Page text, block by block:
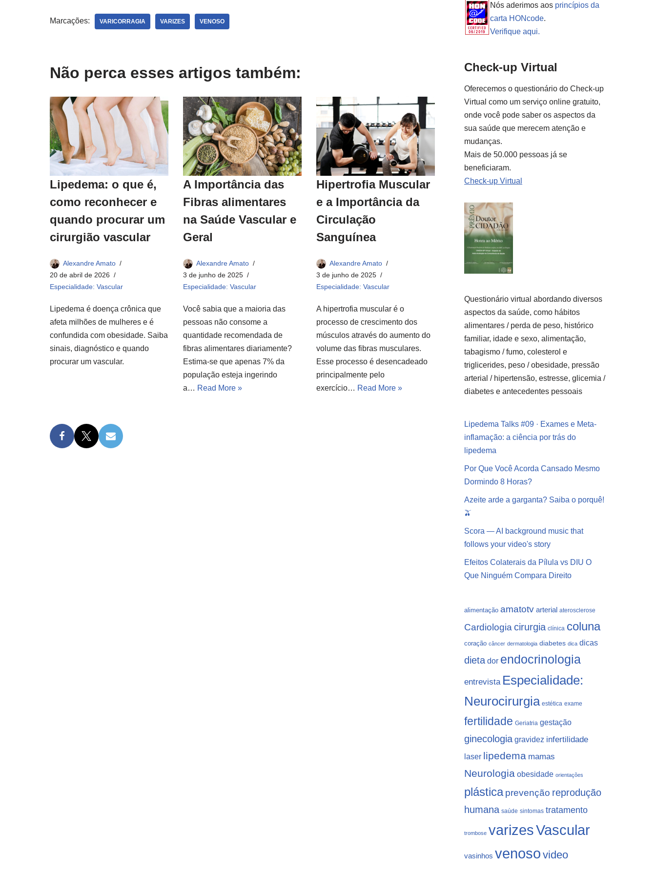
Marcações: VARICORRAGIA VARIZES VENOSO
Não perca esses artigos também:
Lipedema: o que é,
como reconhecer e
quando procurar um
cirurgião vascular
Alexandre Amato
20 de abril de 2026
Especialidade: Vascular
Lipedema é doença crônica que
afeta milhões de mulheres e é
confundida com obesidade. Saiba
sinais, diagnóstico e quando
procurar um vascular.
A Importância das
Fibras alimentares
na Saúde Vascular e
Geral
Alexandre Amato
3 de junho de 2025
Especialidade: Vascular
Você sabia que a maioria das
pessoas não consome a
quantidade recomendada de
fibras alimentares diariamente?
Estima-se que apenas 7% da
população esteja ingerindo
a… Read More »
Hipertrofia Muscular
e a Importância da
Circulação
Sanguínea
Alexandre Amato
3 de junho de 2025
Especialidade: Vascular
A hipertrofia muscular é o
processo de crescimento dos
músculos através do aumento do
volume das fibras musculares.
Esse processo é desencadeado
principalmente pelo
exercício… Read More »
Nós aderimos aos princípios da
carta HONcode.
Verifique aqui.
Check-up Virtual
Oferecemos o questionário do Check-up
Virtual como um serviço online gratuito,
onde você pode saber os aspectos da
sua saúde que merecem atenção e
mudanças.
Mais de 50.000 pessoas já se
beneficiaram.
Check-up Virtual
Questionário virtual abordando diversos
aspectos da saúde, como hábitos
alimentares / perda de peso, histórico
familiar, idade e sexo, alimentação,
tabagismo / fumo, colesterol e
triglicerides, peso / obesidade, pressão
arterial / hipertensão, estresse, glicemia /
diabetes e antecedentes pessoais
Lipedema Talks #09 · Exames e Meta-
inflamação: a ciência por trás do
lipedema
Por Que Você Acorda Cansado Mesmo
Dormindo 8 Horas?
Azeite arde a garganta? Saiba o porquê!
🫒
Scora — AI background music that
follows your video's story
Efeitos Colaterais da Pílula vs DIU O
Que Ninguém Compara Direito
alimentação amatotv arterial aterosclerose
Cardiologia cirurgia clínica coluna
coração câncer dermatologia diabetes dica dicas
dieta dor endocrinologia
entrevista Especialidade:
Neurocirurgia estética exame
fertilidade Geriatria gestação
ginecologia gravidez infertilidade
laser lipedema mamas
Neurologia obesidade orientações
plástica prevenção reprodução
humana saúde sintomas tratamento
trombose varizesVascular
vasinhos venoso video